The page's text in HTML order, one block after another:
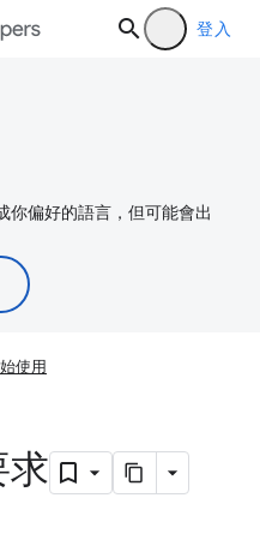
登入
你偏好的語言，但可能會出
使用
求